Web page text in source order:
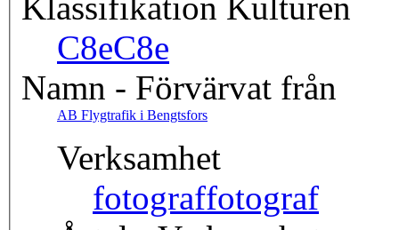
C8eC8e
Namn - Förvärvat från
AB Flygtrafik i Bengtsfors
Verksamhet
fotograffotograf